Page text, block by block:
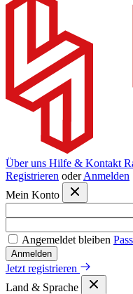
Über uns Hilfe & Kontakt
Registrieren oder Anmelden
Mein Konto
Angemeldet bleiben
Anmelden
Jetzt registrieren
Land & Sprache